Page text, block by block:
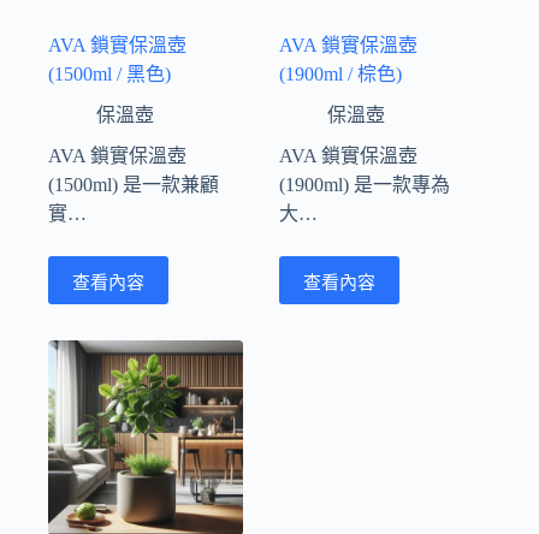
AVA 鎖實保溫壺
(1500ml / 黑色)
保溫壺
AVA 鎖實保溫壺
(1500ml) 是一款兼顧
實…
查看內容
AVA 鎖實保溫壺
(1900ml / 棕色)
保溫壺
AVA 鎖實保溫壺
(1900ml) 是一款專為
大…
查看內容